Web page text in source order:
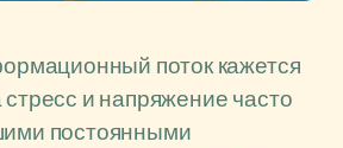
поток кажется
и напряжение часто
постоянными